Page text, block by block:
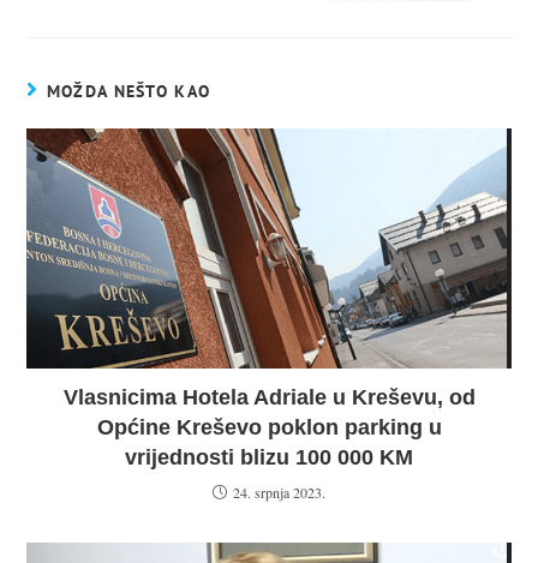
MOŽDA NEŠTO KAO
Vlasnicima Hotela Adriale u Kreševu, od
Općine Kreševo poklon parking u
vrijednosti blizu 100 000 KM
24. srpnja 2023.